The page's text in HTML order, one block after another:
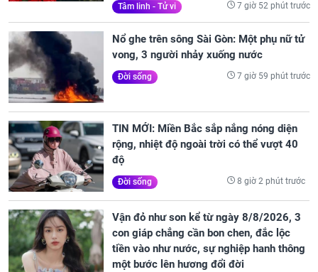
Tâm linh - Tử vi 7 giờ 52 phút trước
Nổ ghe trên sông Sài Gòn: Một phụ nữ tử
vong, 3 người nhảy xuống nước
Đời sống 7 giờ 59 phút trước
TIN MỚI: Miền Bắc sắp nắng nóng diện
rộng, nhiệt độ ngoài trời có thể vượt 40
độ
Đời sống 8 giờ 2 phút trước
Vận đỏ như son kể từ ngày 8/8/2026, 3
con giáp chẳng cần bon chen, đắc lộc
tiền vào như nước, sự nghiệp hanh thông
một bước lên hương đổi đời